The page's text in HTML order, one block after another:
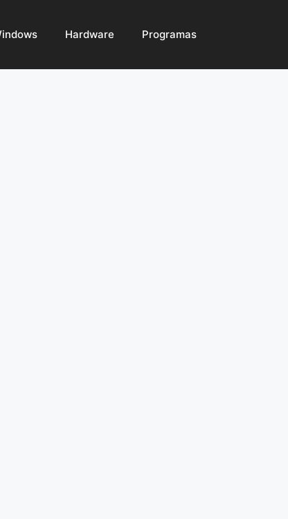
Hardware Programas